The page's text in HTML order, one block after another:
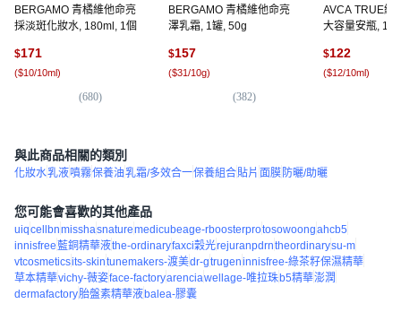
BERGAMO 青橘維他命亮
採淡斑化妝水, 180ml, 1個
$171
($10/10ml)
(680)
BERGAMO 青橘維他命亮
澤乳霜, 1罐, 50g
$157
($31/10g)
(382)
AVCA TRUE維
大容量安瓶,
$122
($12/10ml)
與此商品相關的類別
化妝水乳液 噴霧保養油乳霜/多效合一保養組合貼片 面膜 防曬/助曬
您可能會喜歡的其他產品
uiqcellbnmisshasnaturemedicubeage-rboosterprotosowoongahcb5
innisfree 藍銅精華液the-ordinaryfaxci穀光rejuranpdrntheordinarysu-m
vtcosmeticsits-skintunemakers-渡美dr-gtrugeninnisfree-綠茶籽保濕精華
草本精華vichy-薇姿face-factoryarenciawellage-唯拉珠b5精華澎潤
dermafactory胎盤素精華液 balea-膠囊